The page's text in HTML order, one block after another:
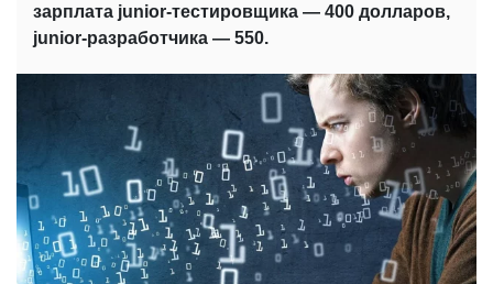
зарплата junior-тестировщика — 400 долларов,
junior-разработчика — 550.